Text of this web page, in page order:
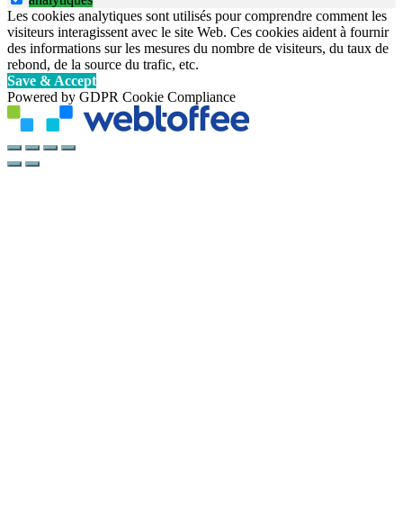
Les cookies analytiques sont utilisés pour comprendre comment les
visiteurs interagissent avec le site Web. Ces cookies aident à fournir
des informations sur les mesures du nombre de visiteurs, du taux de
rebond, de la source du trafic, etc.
Save & Accept
Powered by GDPR Cookie Compliance